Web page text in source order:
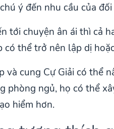
ý đến nhu cầu của
tới chuyện ân ái thì cả
có thể trở nên lập dị
và cung Cự Giải có thể
phòng ngủ, họ có thể
hiểm hơn.